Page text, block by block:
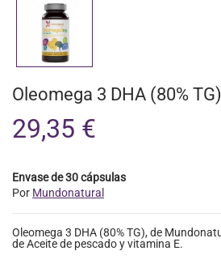
Oleomega 3 DHA (80% TG)
29,35 €
Envase de 30 cápsulas
Por Mundonatural
Oleomega 3 DHA (80% TG), de
de Aceite de pescado y vitamina E.